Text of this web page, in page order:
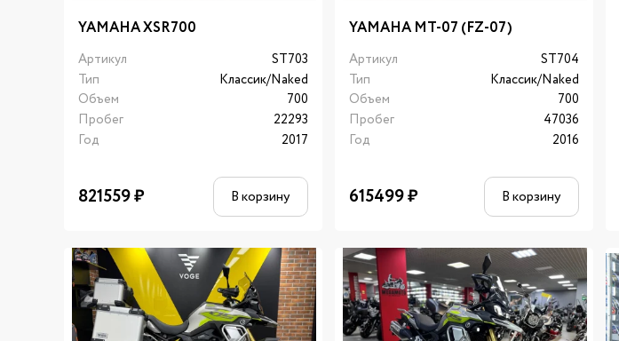
YAMAHA XSR700
Артикул
ST703
Тип
Классик/Naked
Объем
700
Пробег
22293
Год
2017
821559₽ В корзину
YAMAHA MT-07 (FZ-07)
Артикул
ST704
Тип
Классик/Naked
Объем
700
Пробег
47036
Год
2016
615499₽ В корзину